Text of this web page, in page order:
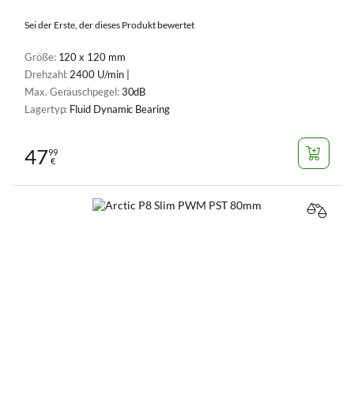
Sei der Erste, der dieses Produkt bewertet
Größe: 120 x 120 mm
Drehzahl: 2400 U/min |
Max. Geräuschpegel:30dB
Lagertyp: Fluid Dynamic Bearing
4799
€